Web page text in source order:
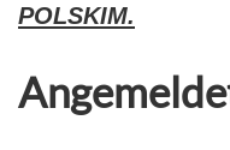
POLSKIM.